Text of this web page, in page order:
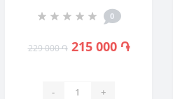
0
229 000 ֏ 215 000 ֏
- +